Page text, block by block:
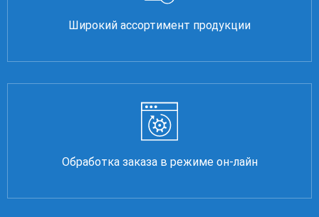
Широкий ассортимент продукции
Обработка заказа в режиме он-лайн